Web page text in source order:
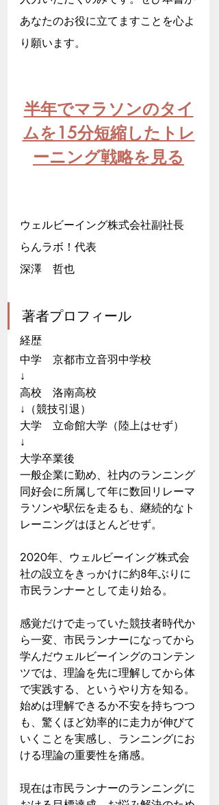
あなたのお役に立てますことを心よ
り願います。
半年でマラソンのタイ
ムを15分短縮したトレ
ーニング戦略を見る
ウェルビーイング株式会社副社長
らんラボ！代表
深澤　哲也
著者プロフィール
経歴
中学　京都市立音羽中学校
↓
高校　洛南高校
↓（競技引退）
大学　立命館大学（陸上はせず）
​↓
大学卒業後
一般企業に勤め、社内のランニング
同好会に所属して年に数回リレーマ
ラソンや駅伝を走るも、継続的なト
レーニングはほとんどせず。
2020年、ウェルビーイング株式会
社の設立をきっかけに約8年ぶりに
市民ランナーとして走り始る。
感覚だけで走っていた競技者時代か
ら一変、市民ランナーになってから
学んだウェルビーイングのコンテン
ツでは、理論を先に理解してから体
で実践する、というやり方を知る。
始めは理解できるか不安を持ちつつ
も、驚くほど効率的に走力が伸びて
いくことを実感し、ランニングにお
ける理論の重要性を痛感。
現在は市民ランナーのランニングに